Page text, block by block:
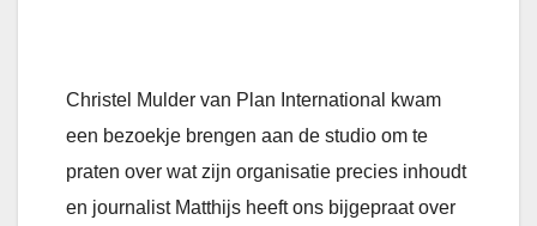
Christel Mulder van Plan International kwam
een bezoekje brengen aan de studio om te
praten over wat zijn organisatie precies inhoudt
en journalist Matthijs heeft ons bijgepraat over